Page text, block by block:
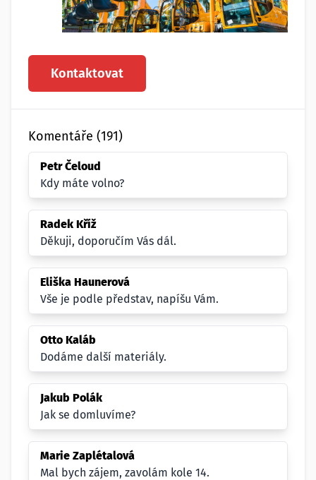
Kontaktovat
Komentáře (191)
Petr Čeloud
Kdy máte volno?
Radek Kříž
Děkuji, doporučím Vás dál.
Eliška Haunerová
Vše je podle představ, napíšu Vám.
Otto Kaláb
Dodáme další materiály.
Jakub Polák
Jak se domluvíme?
Marie Zaplétalová
Mal bych zájem, zavolám kole 14.